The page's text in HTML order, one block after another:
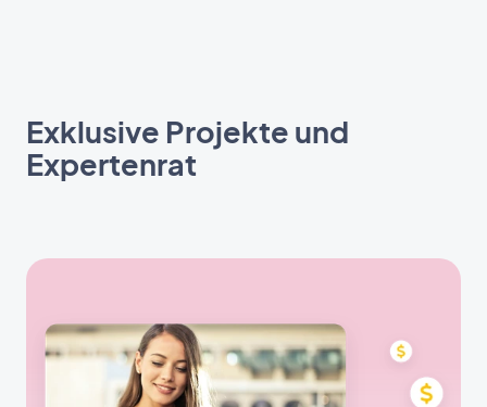
Exklusive Projekte und
Expertenrat